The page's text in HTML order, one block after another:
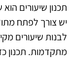
תכנון שיעורים
יש צורך לפתח
לבנות שיעורים
מתקדמות. תכנון